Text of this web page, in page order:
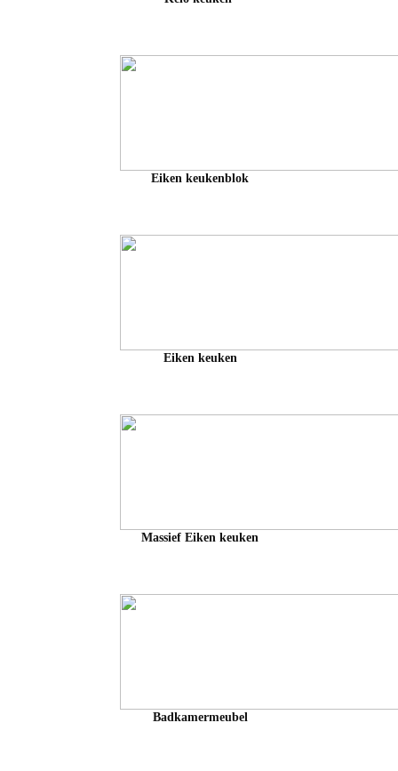
Eiken keukenblok
Eiken keuken
Massief Eiken keuken
Badkamermeubel